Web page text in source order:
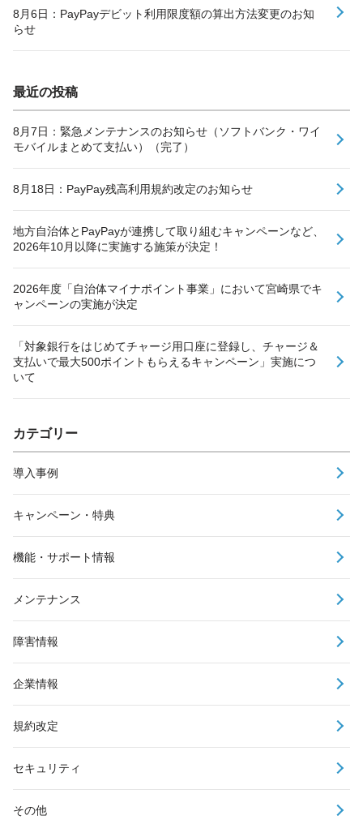
8月6日：PayPayデビット利用限度額の算出方法変更のお知
らせ
最近の投稿
8月7日：緊急メンテナンスのお知らせ（ソフトバンク・ワイ
モバイルまとめて支払い）（完了）
8月18日：PayPay残高利用規約改定のお知らせ
地方自治体とPayPayが連携して取り組むキャンペーンなど、
2026年10月以降に実施する施策が決定！
2026年度「自治体マイナポイント事業」において宮崎県でキ
ャンペーンの実施が決定
「対象銀行をはじめてチャージ用口座に登録し、チャージ＆
支払いで最大500ポイントもらえるキャンペーン」実施につ
いて
カテゴリー
導入事例
キャンペーン・特典
機能・サポート情報
メンテナンス
障害情報
企業情報
規約改定
セキュリティ
その他